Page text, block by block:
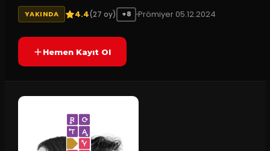
YAKINDA 4.4(27 oy) +8 Prömiyer 05.12.2024
Hemen Kayıt Ol